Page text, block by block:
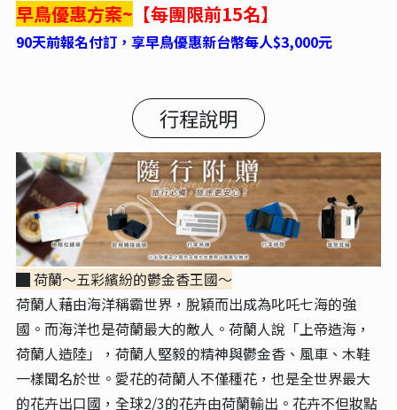
早鳥優惠方案~ 【每團限前15名】
90天前報名付訂，享早鳥優惠新台幣每人$3,000元
行程說明
█ 荷蘭～五彩繽紛的鬱金香王國～
荷蘭人藉由海洋稱霸世界，脫穎而出成為叱吒七海的強
國。而海洋也是荷蘭最大的敵人。荷蘭人說「上帝造海，
荷蘭人造陸」，荷蘭人堅毅的精神與鬱金香、風車、木鞋
一樣聞名於世。愛花的荷蘭人不僅種花，也是全世界最大
的花卉出口國，全球2/3的花卉由荷蘭輸出。花卉不但妝點